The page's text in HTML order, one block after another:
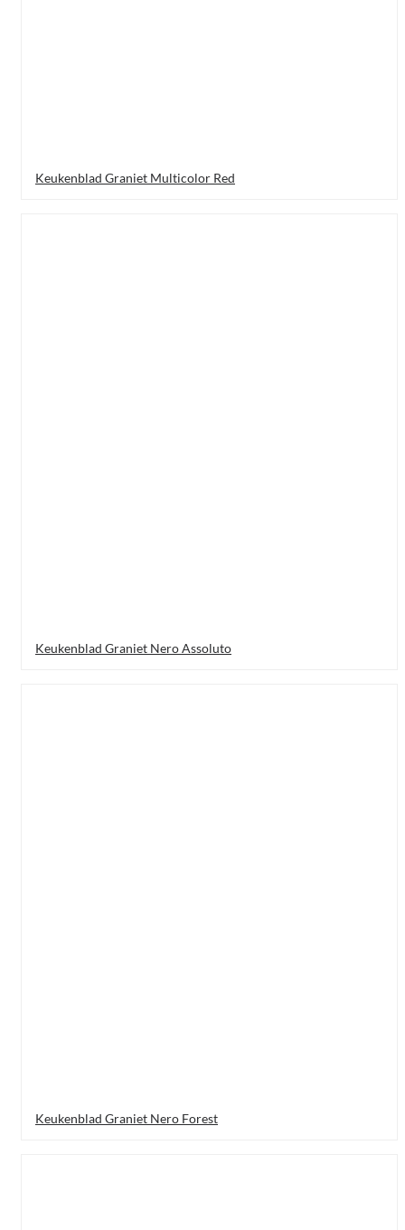
Keukenblad Graniet Multicolor Red
Keukenblad Graniet Nero Assoluto
Keukenblad Graniet Nero Forest